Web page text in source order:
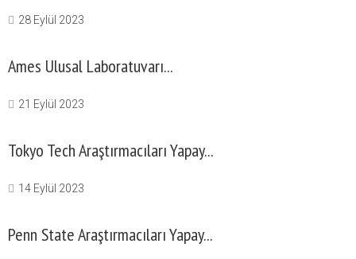
28 Eylül 2023
Ames Ulusal Laboratuvarı...
21 Eylül 2023
Tokyo Tech Araştırmacıları Yapay...
14 Eylül 2023
Penn State Araştırmacıları Yapay...